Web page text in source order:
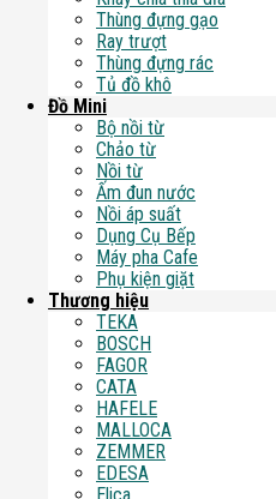
Thùng đựng gạo
Ray trượt
Thùng đựng rác
Tủ đồ khô
Đồ Mini
Bộ nồi từ
Chảo từ
Nồi từ
Ấm đun nước
Nồi áp suất
Dụng Cụ Bếp
Máy pha Cafe
Phụ kiện giặt
Thương hiệu
TEKA
BOSCH
FAGOR
CATA
HAFELE
MALLOCA
ZEMMER
EDESA